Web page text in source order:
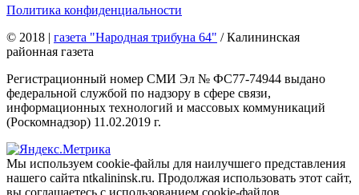
Политика конфиденциальности
© 2018 | газета "Народная трибуна 64" / Калининская
районная газета
Регистрационный номер СМИ Эл № ФС77-74944 выдано
федеральной службой по надзору в сфере связи,
информационных технологий и массовых коммуникаций
(Роскомнадзор) 11.02.2019 г.
Мы используем cookie-файлы для наилучшего представления
нашего сайта ntkalininsk.ru. Продолжая использовать этот сайт,
вы соглашаетесь с использованием cookie-файлов.